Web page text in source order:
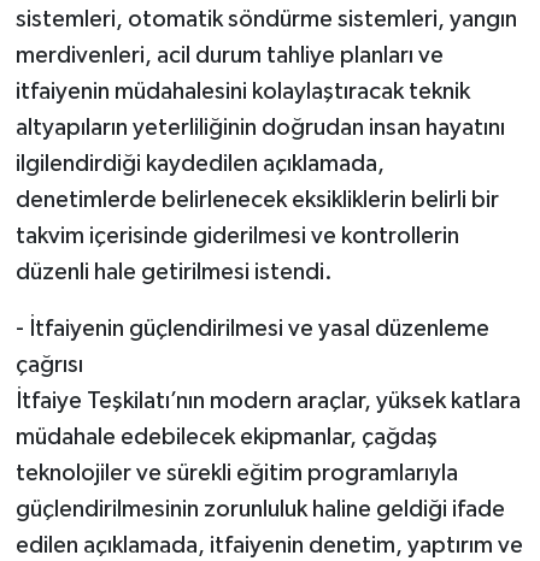
sistemleri, otomatik söndürme sistemleri, yangın
merdivenleri, acil durum tahliye planları ve
itfaiyenin müdahalesini kolaylaştıracak teknik
altyapıların yeterliliğinin doğrudan insan hayatını
ilgilendirdiği kaydedilen açıklamada,
denetimlerde belirlenecek eksikliklerin belirli bir
takvim içerisinde giderilmesi ve kontrollerin
düzenli hale getirilmesi istendi.
- İtfaiyenin güçlendirilmesi ve yasal düzenleme
çağrısı
İtfaiye Teşkilatı’nın modern araçlar, yüksek katlara
müdahale edebilecek ekipmanlar, çağdaş
teknolojiler ve sürekli eğitim programlarıyla
güçlendirilmesinin zorunluluk haline geldiği ifade
edilen açıklamada, itfaiyenin denetim, yaptırım ve